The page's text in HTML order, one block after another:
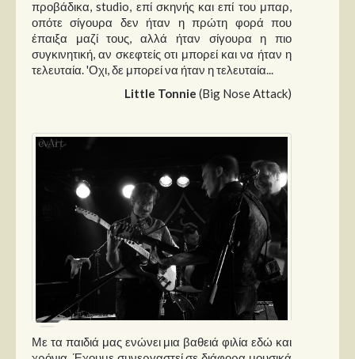
προβάδικα, studio, επί σκηνής και επί του μπαρ,
οπότε σίγουρα δεν ήταν η πρώτη φορά που
έπαιξα μαζί τους, αλλά ήταν σίγουρα η πιο
συγκινητική, αν σκεφτείς οτι μπορεί και να ήταν η
τελευταία. 'Οχι, δε μπορεί να ήταν η τελευταία...
Little Tonnie (Big Nose Attack)
Με τα παιδιά μας ενώνει μια βαθειά φιλία εδώ και